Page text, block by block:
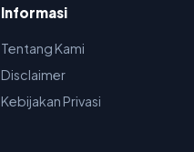
Informasi
Tentang Kami
Disclaimer
Kebijakan Privasi